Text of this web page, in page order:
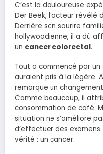
C’est la douloureuse
Der Beek, l’acteur révélé
Derrière son sourire
hollywoodienne, il a dû
un cancer colorectal.
Tout a commencé par
auraient pris à la légère.
remarque un
Comme beaucoup, il
consommation de café.
situation ne s’améliore
d’effectuer des
vérité : un cancer.